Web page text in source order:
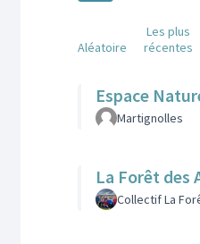
Aléatoire
Les plus
récentes
Espace
Martignolles
La Forêt des
Collectif La